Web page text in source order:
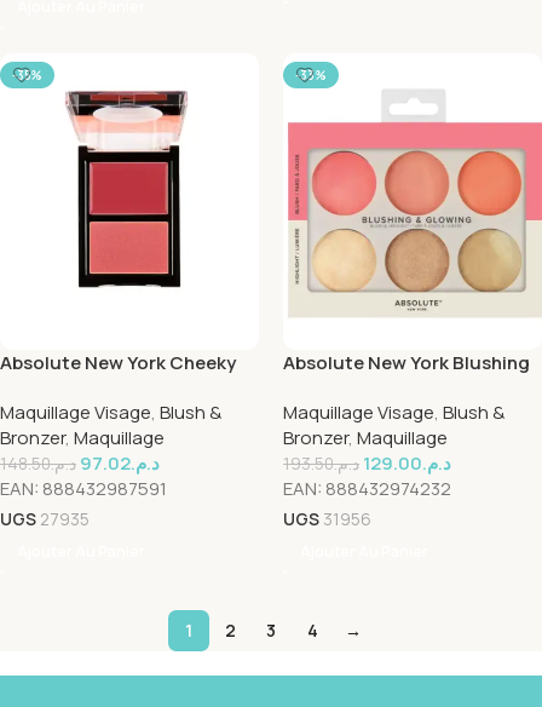
-35%
Absolute New York Cheeky
Maquillage Visage, Blush &
Bronzer, Maquillage
د.م.148.50 د.م.97.02
EAN: 888432987591
UGS 27935
-33%
Absolute New York Blushing
Maquillage Visage, Blush &
Bronzer, Maquillage
د.م.193.50 د.م.129.00
EAN: 888432974232
UGS 31956
1 2 3 4 →